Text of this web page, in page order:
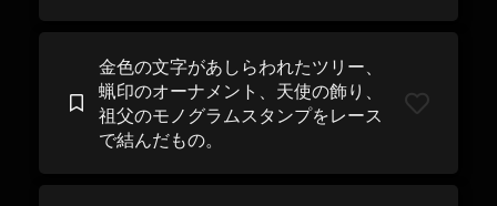
金色の文字があしらわれたツリー、
蝋印のオーナメント、天使の飾り、
祖父のモノグラムスタンプをレース
で結んだもの。